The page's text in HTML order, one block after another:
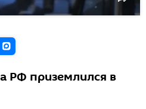
РФ приземлился в